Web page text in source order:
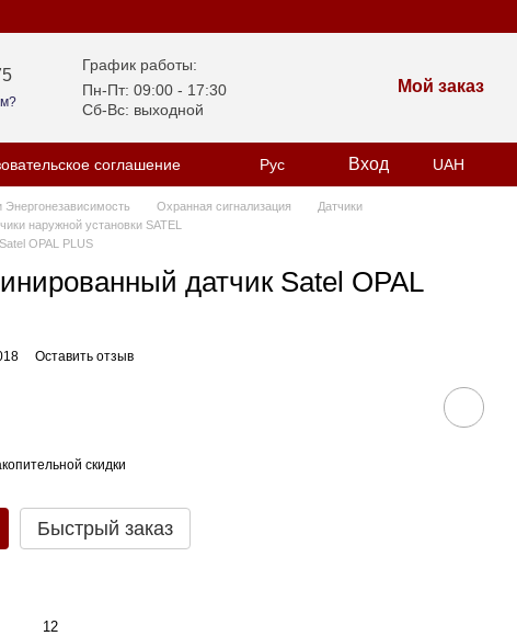
График работы:
Пн-Пт: 09:00 - 17:30
Сб-Вс: выходной
Мой заказ
соглашение
Рус Вход UAH
Охранная сигнализация
Датчики
наружной установки SATEL
OPAL PLUS
датчик Satel OPAL
Оставить отзыв
скидки
Быстрый заказ
12